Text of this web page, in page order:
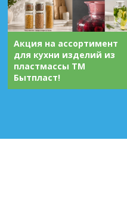
Акция на ассортимент
для кухни изделий из
пластмассы ТМ
Бытпласт!